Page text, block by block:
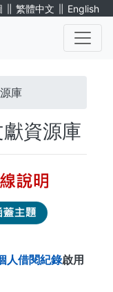
∥ 繁體中文 ∥ English
庫
資源庫
人借閱紀錄啟用